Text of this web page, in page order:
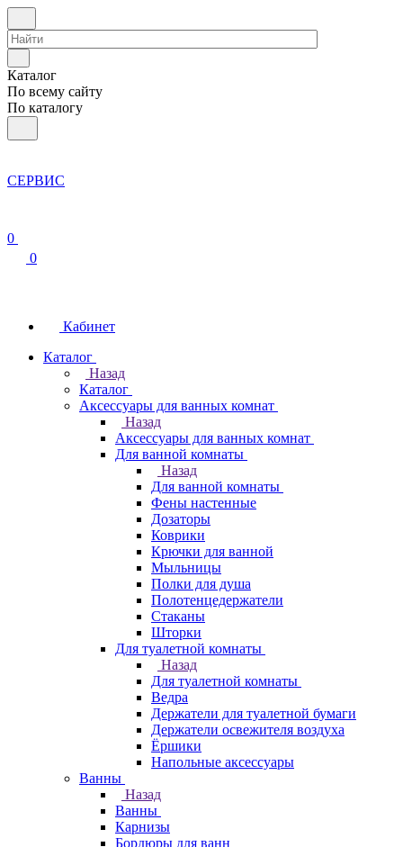
Каталог
По всему сайту
По каталогу
СЕРВИС
0
0
Кабинет
Каталог
Назад
Каталог
Аксессуары для ванных комнат
Назад
Аксессуары для ванных комнат
Для ванной комнаты
Назад
Для ванной комнаты
Фены настенные
Дозаторы
Коврики
Крючки для ванной
Мыльницы
Полки для душа
Полотенцедержатели
Стаканы
Шторки
Для туалетной комнаты
Назад
Для туалетной комнаты
Ведра
Держатели для туалетной бумаги
Держатели освежителя воздуха
Ёршики
Напольные аксессуары
Ванны
Назад
Ванны
Карнизы
Бордюры для ванн